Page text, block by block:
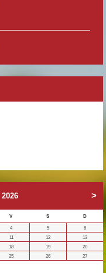
2026
V S
D
4 5
6
11 12
13
18 19
20
25 26
27